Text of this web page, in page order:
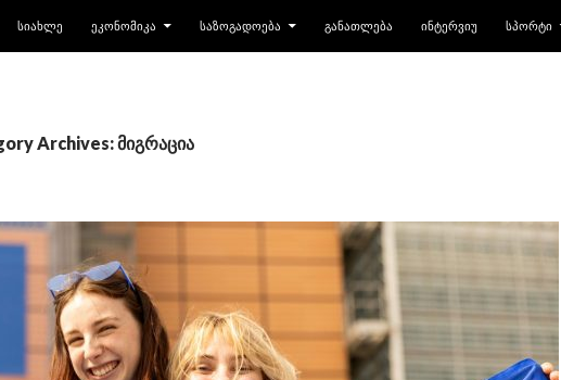
ᲡᲘᲐᲮᲚᲔ ᲔᲙᲝᲜᲝᲛᲘᲙᲐ ᲡᲐᲖᲝᲒᲐᲓᲝᲔᲑᲐ ᲒᲐᲜᲐᲗᲚᲔᲑᲐ ᲘᲜᲢᲔᲠᲕᲘᲣ ᲡᲞᲝᲠᲢᲘ
Archives: მიგრაცია